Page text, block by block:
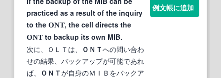
practiced as a result of the inquiry
to the ONT, the cell directs the
ONT to backup its own MIB.
次に、ＯＬＴは、
ＯＮＴへの問い合わ
せの結果、バックアップが可能であれ
ば、
ＯＮＴが自身のＭＩＢをバックア
例文帳に追加